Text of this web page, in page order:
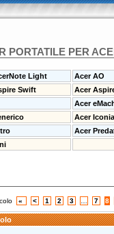
PORTATILE PER
Light Acer AO
Swift Acer
Acer
Acer Iconia
Acer
« < 1 2 3 7 8